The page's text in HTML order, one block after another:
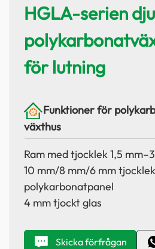
HGLA-serien
för lutning
Funktioner för
växthus
Ram med tjocklek 1,5
10 mm/8 mm/6 mm
polykarbonatpanel
4 mm tjockt glas
Skicka förfrågan